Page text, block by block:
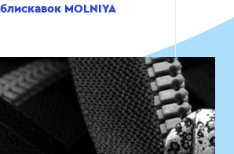
блискавок MOLNIYA